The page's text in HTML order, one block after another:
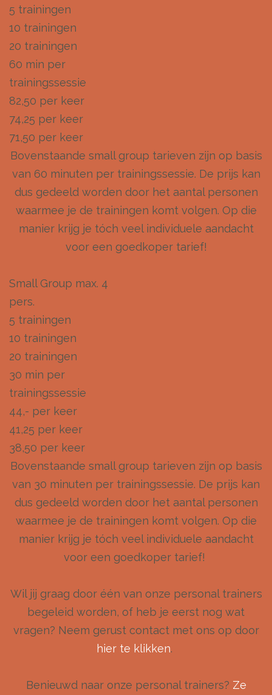
5 trainingen
10 trainingen
20 trainingen
60 min per
trainingssessie
82,50 per keer
74,25 per keer
71,50 per keer
Bovenstaande small group tarieven zijn op basis
van 60 minuten per trainingssessie. De prijs kan
dus gedeeld worden door het aantal personen
waarmee je de trainingen komt volgen. Op die
manier krijg je tóch veel individuele aandacht
voor een goedkoper tarief!
Small Group max. 4
pers.
5 trainingen
10 trainingen
20 trainingen
30 min per
trainingssessie
44,- per keer
41,25 per keer
38,50 per keer
Bovenstaande small group tarieven zijn op basis
van 30 minuten per trainingssessie. De prijs kan
dus gedeeld worden door het aantal personen
waarmee je de trainingen komt volgen. Op die
manier krijg je tóch veel individuele aandacht
voor een goedkoper tarief!
Wil jij graag door één van onze personal trainers
begeleid worden, of heb je eerst nog wat
vragen? Neem gerust contact met ons op door
hier te klikken.
Benieuwd naar onze personal trainers? Ze